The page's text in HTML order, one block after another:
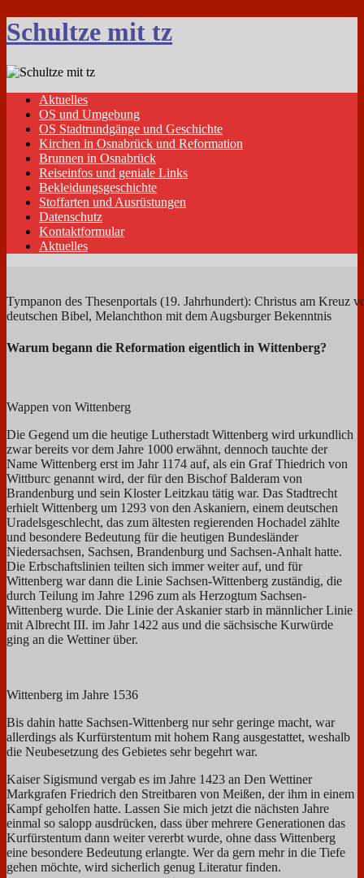
Schultze mit tz
Aktuelles
OS und Umgebung
OS Stadtrundgänge und Geschichte
Kirchen in Osnabrück und Reformation
Brunnen in Osnabrück
Reiseinfos und geniale Links
Bekleidungsgeschichte
Stoffarten und Ausrüstungen
Datenschutz
Kontaktformular
Aktuelles
Tympanon des Thesenportals (19. Jahrhundert): Christus am Kreuz
deutschen Bibel, Melanchthon mit dem Augsburger Bekenntnis
Warum begann die Reformation eigentlich in Wittenberg?
Wappen von Wittenberg
Die Gegend um die heutige Lutherstadt Wittenberg wird urkundlich
zwar bereits vor dem Jahre 1000 erwähnt, dennoch tauchte der
Name Wittenberg erst im Jahr 1174 auf, als ein Graf Thiedrich von
Wittburc genannt wird, der für den Bischof Balderam von
Brandenburg und sein Kloster Leitzkau tätig war. Das Stadtrecht
erhielt Wittenberg um 1293 von den Askaniern, einem deutschen
Uradelsgeschlecht, das zum ältesten regierenden Hochadel zählte
und besondere Bedeutung für die heutigen Bundesländer
Niedersachsen, Sachsen, Brandenburg und Sachsen-Anhalt hatte.
Die Erbschaftslinien teilten sich immer weiter auf, und für
Wittenberg war dann die Linie Sachsen-Wittenberg zuständig, die
durch Teilung im Jahre 1296 zum als Herzogtum Sachsen-
Wittenberg wurde. Die Linie der Askanier starb in männlicher Linie
mit Albrecht III. im Jahr 1422 aus und die sächsische Kurwürde
ging an die Wettiner über.
Wittenberg im Jahre 1536
Bis dahin hatte Sachsen-Wittenberg nur sehr geringe macht, war
allerdings als Kurfürstentum mit hohem Rang ausgestattet, weshalb
die Neubesetzung des Gebietes sehr begehrt war.
Kaiser Sigismund vergab es im Jahre 1423 an Den Wettiner
Markgrafen Friedrich den Streitbaren von Meißen, der ihm in einem
Kampf geholfen hatte. Lassen Sie mich jetzt die nächsten Jahre
einmal so salopp ausdrücken, dass über mehrere Generationen das
Kurfürstentum dann weiter vererbt wurde, ohne dass Wittenberg
eine besondere Bedeutung erlangte. Wer da gern mehr in die Tiefe
gehen möchte, wird sicherlich genug Literatur finden.